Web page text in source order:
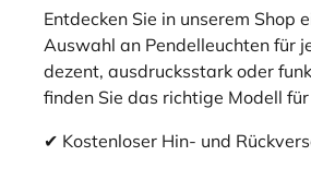
Entdecken Sie in unserem Shop
Auswahl an Pendelleuchten für
dezent, ausdrucksstark oder
finden Sie das richtige Modell
✔ Kostenloser Hin- und